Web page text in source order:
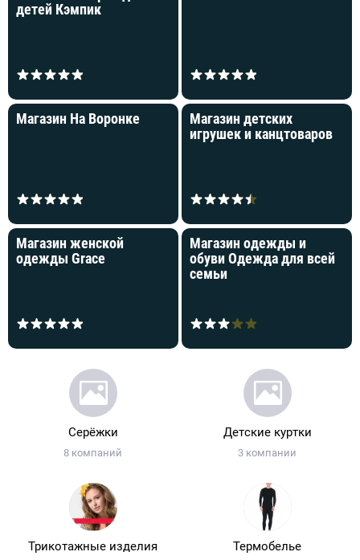
детей Кэмпик
Магазин На Воронке
Магазин детских
игрушек и канцтоваров
Магазин женской
одежды Grace
Магазин одежды и
обуви Одежда для всей
семьи
Серёжки
8 компаний
Детские куртки
3 компании
Трикотажные изделия Термобелье